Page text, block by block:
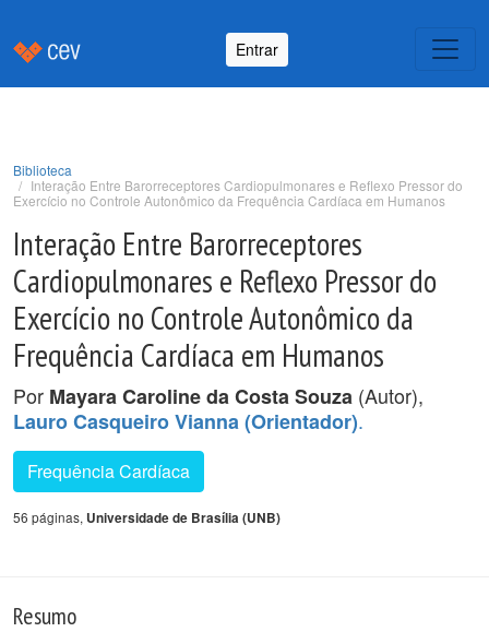
Entrar
Biblioteca
Interação Entre Barorreceptores Cardiopulmonares e Reflexo Pressor do
Exercício no Controle Autonômico da Frequência Cardíaca em Humanos
Interação Entre Barorreceptores
Cardiopulmonares e Reflexo Pressor do
Exercício no Controle Autonômico da
Frequência Cardíaca em Humanos
Por Mayara Caroline da Costa Souza (Autor),
Lauro Casqueiro Vianna (Orientador).
Frequência Cardíaca
56 páginas, Universidade de Brasília (UNB)
Resumo